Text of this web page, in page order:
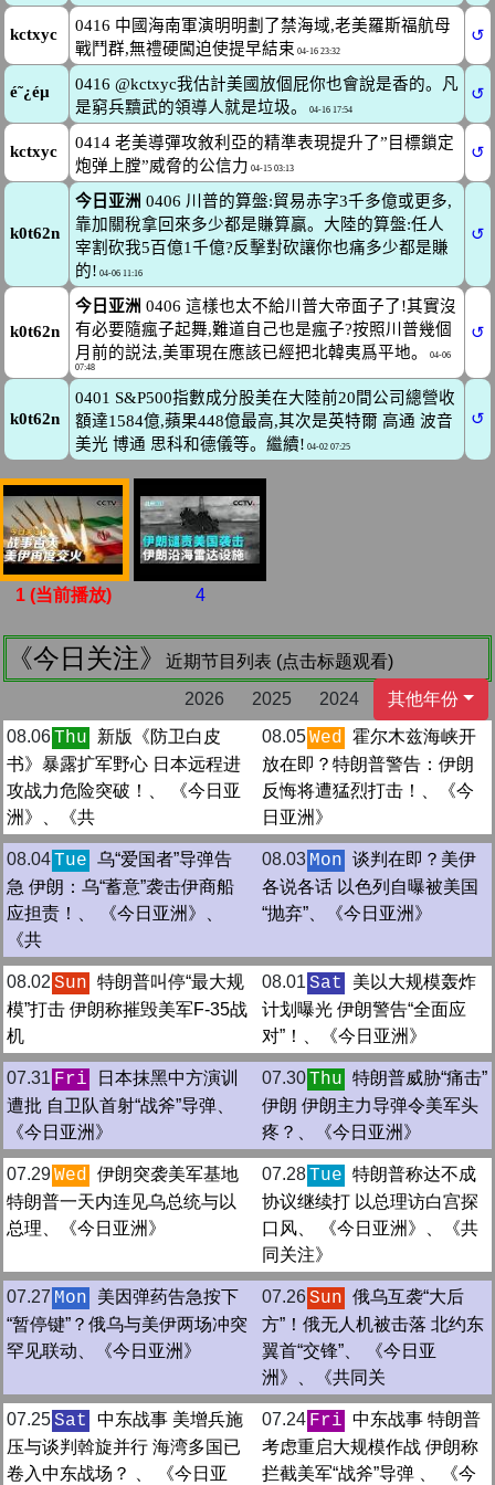
1 (当前播放) 4
《今日关注》
近期节目列表 (点击标题观看)
2026
2025 2024
其他年份
08.06Thu
新版《防卫白皮
书》暴露扩军野心 日本远程进
攻战力危险突破！、 《今日亚
洲》、《共
08.05Wed 霍尔木兹海峡开
放在即？特朗普警告：伊朗
反悔将遭猛烈打击！、《今
日亚洲》
08.04Tue 乌“爱国者”导弹告
急 伊朗：乌“蓄意”袭击伊商船
应担责！、 《今日亚洲》、
《共
08.03 Mon 谈判在即？美伊
各说各话 以色列自曝被美国
“抛弃”、《今日亚洲》
08.02 Sun 特朗普叫停“最大规
模”打击 伊朗称摧毁美军F-35战
机
08.01 Sat
美以大规模轰炸
计划曝光 伊朗警告“全面应
对”！、《今日亚洲》
07.31 Fri
日本抹黑中方演训
遭批 自卫队首射“战斧”导弹、
《今日亚洲》
07.30Thu 特朗普威胁“痛击”
伊朗 伊朗主力导弹令美军头
疼？、《今日亚洲》
07.29Wed 伊朗突袭美军基地
特朗普一天内连见乌总统与以
总理、《今日亚洲》
07.28Tue 特朗普称达不成
协议继续打 以总理访白宫探
口风、 《今日亚洲》、《共
同关注》
07.27 Mon
美因弹药告急按下
“暂停键”？俄乌与美伊两场冲突
罕见联动、《今日亚洲》
07.26Sun 俄乌互袭“大后
方”！俄无人机被击落 北约东
翼首“交锋”、 《今日亚
洲》、《共同关
07.25Sat
中东战事 美增兵施
压与谈判斡旋并行 海湾多国已
卷入中东战场？ 、 《今日亚
07.24 Fri 中东战事 特朗普
考虑重启大规模作战 伊朗称
拦截美军“战斧”导弹 、 《今